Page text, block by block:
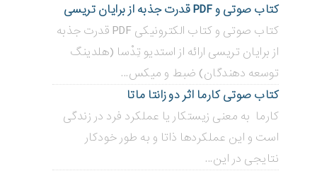
کتاب صوتی و PDF قدرت جذبه از برایان تریسی
کتاب صوتی و کتاب الکترونیکی PDF قدرت جذبه
از برایان تریسی ارائه از استدیو تِدْسا (هلدینگ
توسعه دهندگان) ضبط و میکس...
کتاب صوتی کارما اثر دو زانتا ماتا
کارما به معنی زیستکار یا عملکرد فرد در زندگی
است و این عملکردها ذاتا و به طور خودکار
نتایجی در این...